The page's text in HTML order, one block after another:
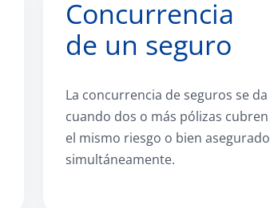
Concurrencia
de un seguro
La concurrencia de seguros se da
cuando dos o más pólizas cubren
el mismo riesgo o bien asegurado
simultáneamente.